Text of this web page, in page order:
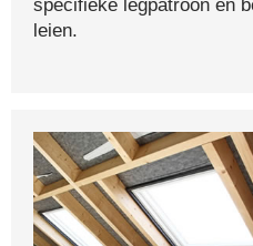
specifieke legpatroon en
leien.